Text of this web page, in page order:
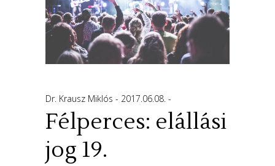
Dr. Krausz Miklós 2017.06.08.
Félperces: elállási
jog 19.